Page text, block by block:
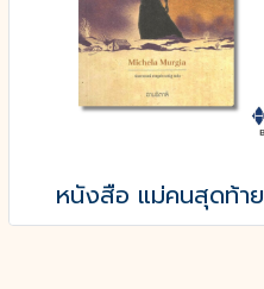
หนังสือ แม่คนสุดท้าย